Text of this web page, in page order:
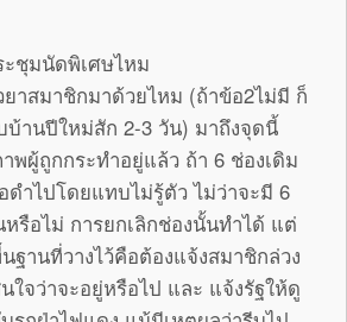
ชุมนัดพิเศษไหม
ยาสมาชิกมาด้วยไหม (ถ้าข้อ2ไม่มี ก็
บ้านปีใหม่สัก 2-3 วัน) มาถึงจุดนี้
พผู้ถูกกระทำอยู่แล้ว ถ้า 6 ช่องเดิม
ำไปโดยแทบไม่รู้ตัว ไม่ว่าจะมี 6
รือไม่ การยกเลิกช่องนั้นทำได้ แต่
ฐานที่วางไว้คือต้องแจ้งสมาชิกล่วง
ใจว่าจะอยู่หรือไป และ แจ้งรัฐให้ดู